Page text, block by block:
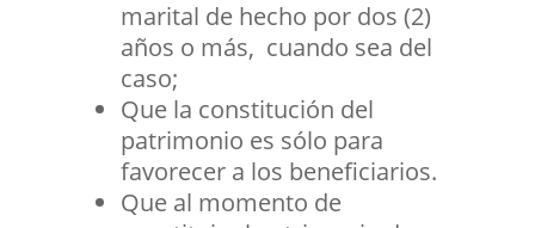
marital de hecho por dos (2)
años o más, cuando sea del
caso;
Que la constitución del
patrimonio es sólo para
favorecer a los beneficiarios.
Que al momento de